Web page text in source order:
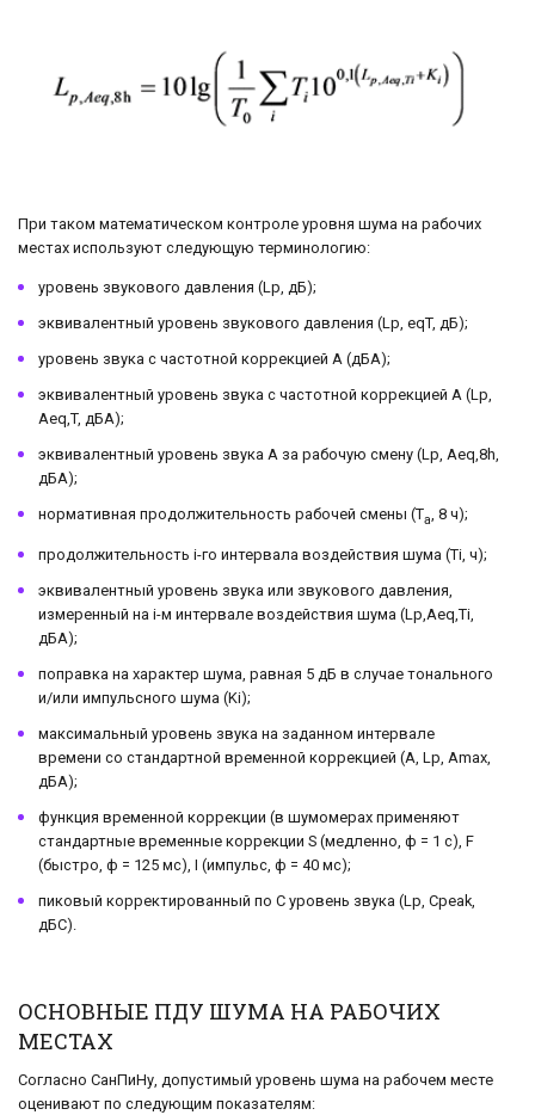
При таком математическом контроле уровня шума на рабочих
местах используют следующую терминологию:
уровень звукового давления (Lp, дБ);
эквивалентный уровень звукового давления (Lp, eqT, дБ);
уровень звука с частотной коррекцией A (дБА);
эквивалентный уровень звука с частотной коррекцией A (Lp,
Aeq,T, дБА);
эквивалентный уровень звука A за рабочую смену (Lp, Aeq,8h,
дБА);
нормативная продолжительность рабочей смены (Tа , 8 ч);
продолжительность i-го интервала воздействия шума (Ti, ч);
эквивалентный уровень звука или звукового давления,
измеренный на i-м интервале воздействия шума (Lp,Aeq,Ti,
дБА);
поправка на характер шума, равная 5 дБ в случае тонального
и/или импульсного шума (Ki);
максимальный уровень звука на заданном интервале
времени со стандартной временной коррекцией (A, Lp, Amax,
дБА);
функция временной коррекции (в шумомерах применяют
стандартные временные коррекции S (медленно, ф = 1 с), F
(быстро, ф = 125 мс), I (импульс, ф = 40 мс);
пиковый корректированный по C уровень звука (Lp, Cpeak,
дБС).
ОСНОВНЫЕ ПДУ ШУМА НА РАБОЧИХ
МЕСТАХ
Согласно СанПиНу, допустимый уровень шума на рабочем месте
оценивают по следующим показателям: